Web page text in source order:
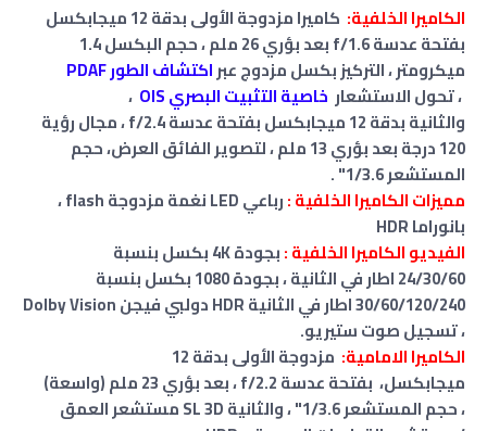
الكاميرا الخلفية: كاميرامزدوجة
الأولى بدقة 12 ميجابكسل
بفتحة عدسة f/1.6 بعد بؤري 26 ملم ، حجم البكسل 1.4
ميكرومتر ، التركيز بكسل مزدوج عبراكتشاف الطور PDAF
، تحول الاستشعار خاصية التثبيت البصري OIS
،
والثانية بدقة 12 ميجابكسل بفتحة عدسة f/2.4
، مجال رؤية
120 درجة
بعد بؤري 13 ملم ، لتصوير الفائق العرض، حجم
المستشعر 1/3.6" .
مميزات الكاميرا الخلفية :رباعي LED
نغمة مزدوجة flash ،
بانوراماHDR
الفيديو الكاميرا الخلفية :بجودة
4K بكسل بنسبة
24/30/60 اطار في الثانية ،
بجودة 1080 بكسل بنسبة
30/60/120/240 اطار في الثانية HDR دولبي فيجن Dolby Vision
، تسجيل صوت ستيريو.
الكاميرا الامامية: مزدوجةالأولى بدقة12
ميجابكسل، بفتحة عدسة f/2.2 ،بعد بؤري 23 ملم
(واسعة)
،حجم المستشعر 1/3.6" ، والثانية SL 3D
مستشعر العمق